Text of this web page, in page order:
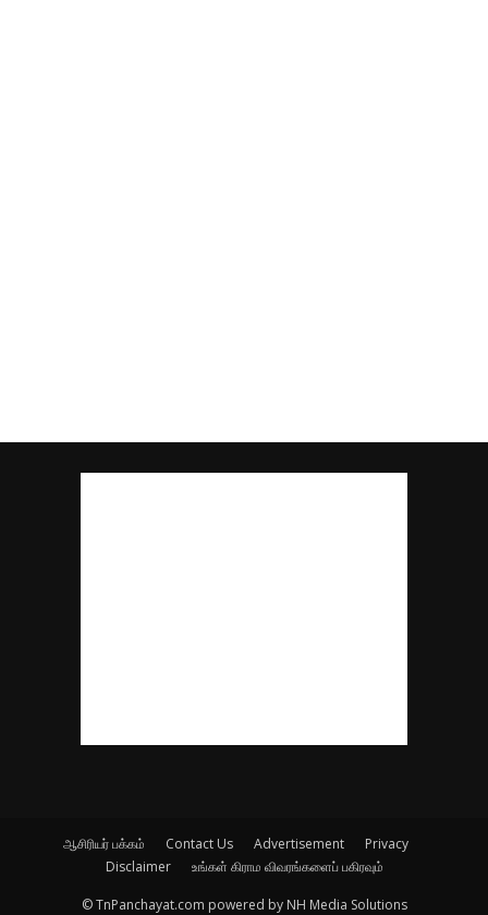
ஆசிரியர் பக்கம் Contact Us Advertisement
Privacy
Disclaimer
உங்கள் கிராம விவரங்களைப் பகிரவும்
© TnPanchayat.com powered by NH Media Solutions